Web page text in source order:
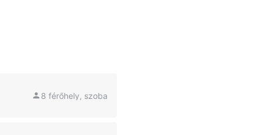
8 férőhely, szoba